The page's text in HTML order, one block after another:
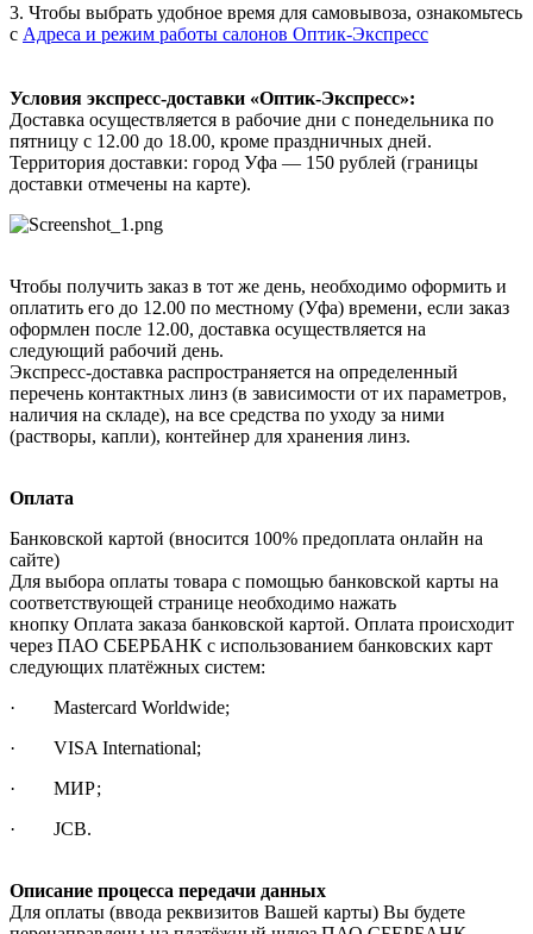
3. Чтобы выбрать удобное время для самовывоза, ознакомьтесь
с Адреса и режим работы салонов Оптик-Экспресс
Условия экспресс-доставки «Оптик-Экспресс»:
Доставка осуществляется в рабочие дни с понедельника по
пятницу с 12.00 до 18.00, кроме праздничных дней.
Территория доставки: город Уфа — 150 рублей (границы
доставки отмечены на карте).
Чтобы получить заказ в тот же день, необходимо оформить и
оплатить его до 12.00 по местному (Уфа) времени, если заказ
оформлен после 12.00, доставка осуществляется на
следующий рабочий день.
Экспресс-доставка распространяется на определенный
перечень контактных линз (в зависимости от их параметров,
наличия на складе), на все средства по уходу за ними
(растворы, капли), контейнер для хранения линз.
Оплата
Банковской картой (вносится 100% предоплата онлайн на
сайте)
Для выбора оплаты товара с помощью банковской карты на
соответствующей странице необходимо нажать
кнопку Оплата заказа банковской картой. Оплата происходит
через ПАО СБЕРБАНК с использованием банковских карт
следующих платёжных систем:
· Mastercard Worldwide;
· VISA International;
· МИР;
· JCB.
Описание процесса передачи данных
Для оплаты (ввода реквизитов Вашей карты) Вы будете